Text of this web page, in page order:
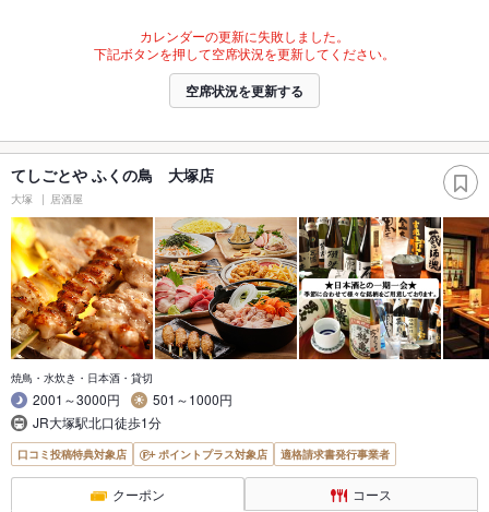
カレンダーの更新に失敗しました。
下記ボタンを押して空席状況を更新してください。
空席状況を更新する
てしごとや ふくの鳥 大塚店
大塚 居酒屋
焼鳥・水炊き・日本酒・貸切
2001～3000円
501～1000円
JR大塚駅北口徒歩1分
口コミ投稿特典対象店 ポイントプラス対象店 適格請求書発行事業者
クーポン コース